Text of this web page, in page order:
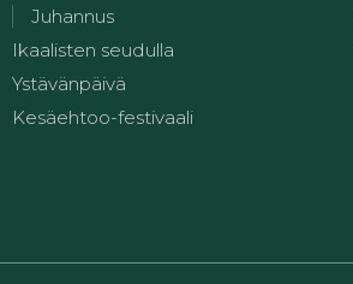
Juhannus
Ikaalisten seudulla
Ystävänpäivä
Kesäehtoo-festivaali